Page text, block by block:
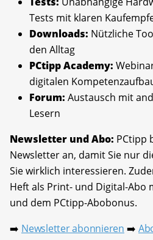
Tests mit klaren
Downloads: Nützliche
den Alltag
PCtipp Academy:
digitalen
Forum: Austausch mit
Lesern
Newsletter und Abo: PCtipp
Newsletter an, damit Sie nur
Sie wirklich interessieren.
Heft als Print- und Digital-Abo
und dem PCtipp-Abobonus.
➡️ Newsletter abonnieren ➡️